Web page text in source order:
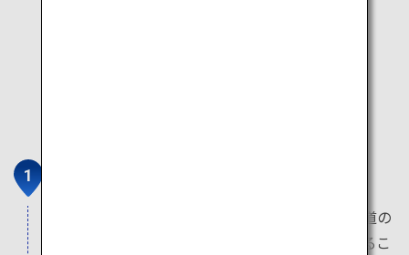
出羽三山は羽黒山､月山､湯殿山の総称で、修験道の
聖地として多くの人が訪れます。この三山を巡るこ